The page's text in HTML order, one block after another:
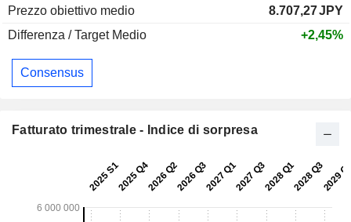
Prezzo obiettivo medio
8.707,27JPY
Differenza / Target Medio
+2,45%
Consensus
Fatturato trimestrale - Indice di sorpresa